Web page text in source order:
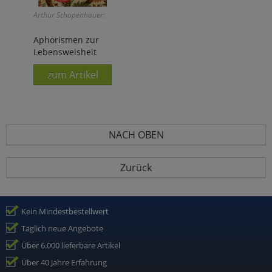
Arthur Schopenhauer:
Aphorismen zur
Lebensweisheit
zum Artikel
NACH OBEN
Zurück
Kein Mindestbestellwert
Täglich neue Angebote
Über 6.000 lieferbare Artikel
Über 40 Jahre Erfahrung